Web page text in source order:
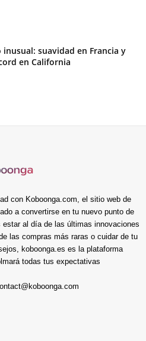
suavidad en Francia y
en California
con Koboonga.com, el sitio web de
a convertirse en tu nuevo punto de
al día de las últimas innovaciones
las compras más raras o cuidar de tu
koboonga.es es la plataforma
todas tus expectativas